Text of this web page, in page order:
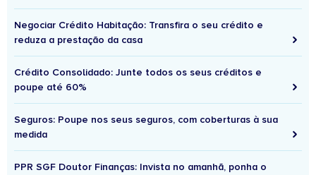
Negociar Crédito Habitação: Transfira o seu crédito e
reduza a prestação da casa
Crédito Consolidado: Junte todos os seus créditos e
poupe até 60%
Seguros: Poupe nos seus seguros, com coberturas à sua
medida
PPR SGF Doutor Finanças: Invista no amanhã, ponha o